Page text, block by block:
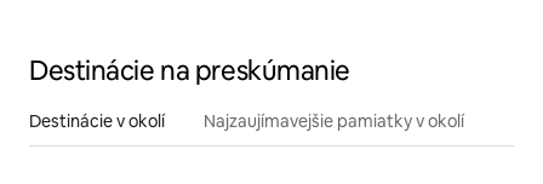
Destinácie na preskúmanie
Destinácie v okolí Najzaujímavejšie pamiatky v okolí